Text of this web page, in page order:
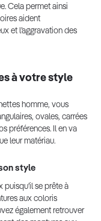
Cela permet ainsi
aident
et l’aggravation des
à votre style
homme, vous
ovales, carrées
préférences. Il en va
leur matériau.
style
se prête à
aux coloris
également retrouver